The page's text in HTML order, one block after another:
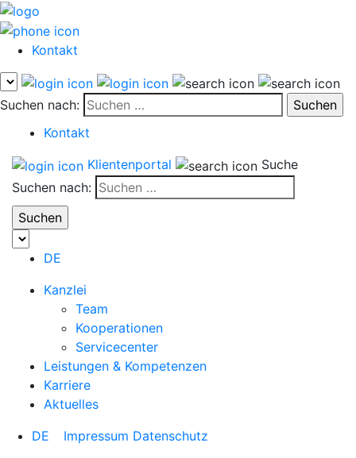
Kontakt
Suchen nach:
Kontakt
Klientenportal
Suche
Suchen nach:
DE
Kanzlei
Team
Kooperationen
Servicecenter
Leistungen & Kompetenzen
Karriere
Aktuelles
DE
Impressum Datenschutz